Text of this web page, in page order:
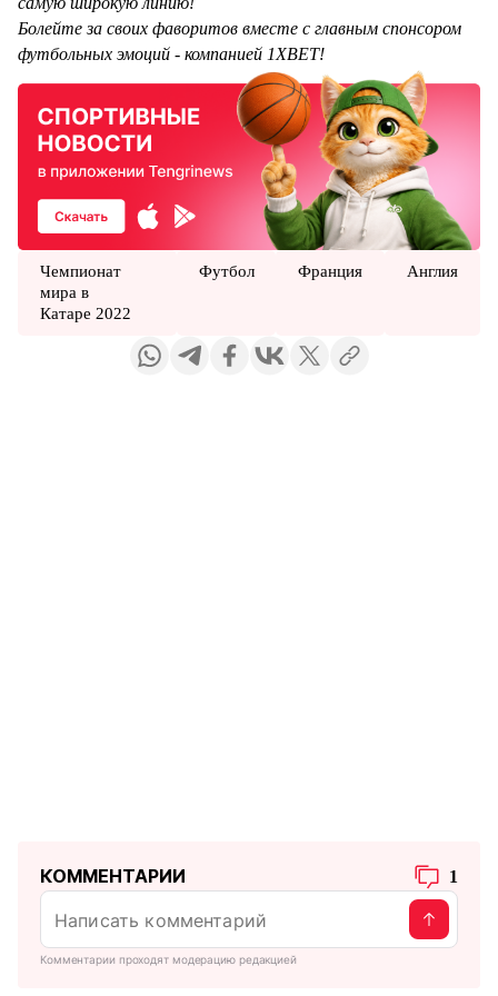
Болейте за своих фаворитов вместе с главным спонсором
футбольных эмоций - компанией 1XBET!
Чемпионат
мира в
Катаре 2022
Футбол Франция Англия
КОММЕНТАРИИ 1
Комментарии проходят модерацию редакцией